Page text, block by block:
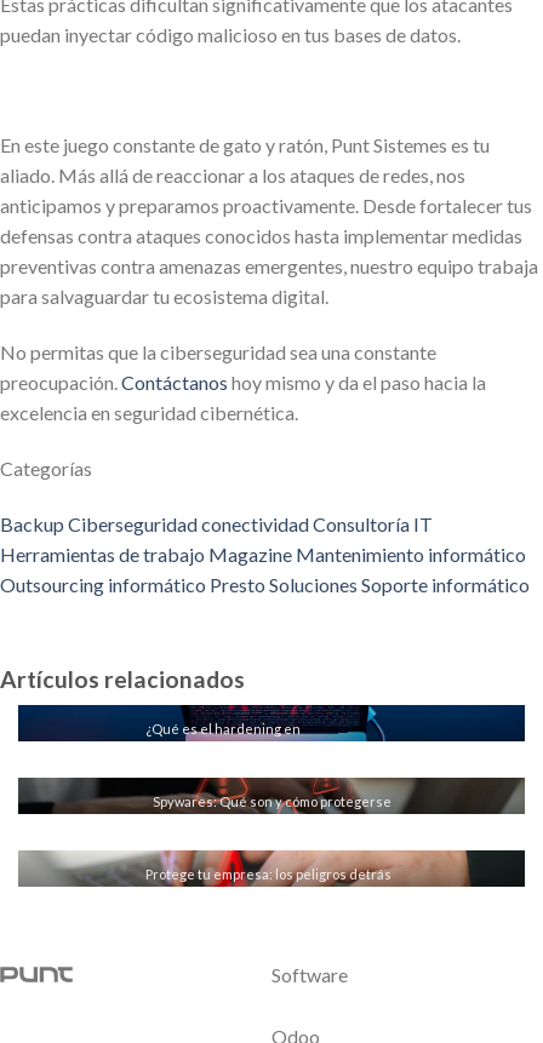
puedan inyectar código malicioso en tus bases de datos.
En este juego constante de gato y ratón, Punt Sistemes es tu
aliado. Más allá de reaccionar a los ataques de redes, nos
anticipamos y preparamos proactivamente. Desde fortalecer tus
defensas contra ataques conocidos hasta implementar medidas
preventivas contra amenazas emergentes, nuestro equipo trabaja
para salvaguardar tu ecosistema digital.
No permitas que la ciberseguridad sea una constante
preocupación.Contáctanos hoy mismo y da el paso hacia la
excelencia en seguridad cibernética.
Categorías
Backup CiberseguridadconectividadConsultoría IT
Herramientas de trabajo Magazine Mantenimiento informático
Outsourcing informático Presto Soluciones Soporte informático
Artículos relacionados
¿Qué es el hardening en
LEER MÁS
Spywares: Qué son y cómo protegerse
LEER MÁS
Protege tu empresa: los peligros detrás
Software
Odoo